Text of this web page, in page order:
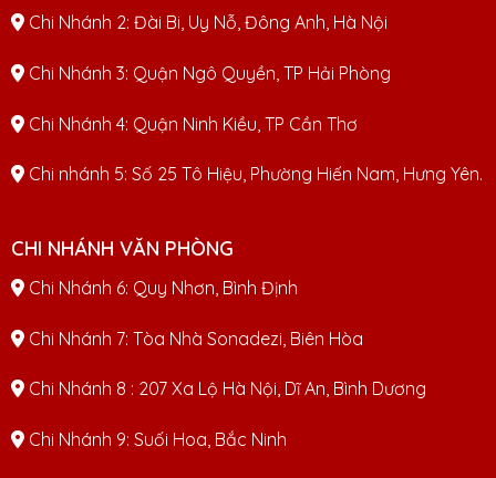
Chi Nhánh 2: Đài Bi, Uy Nỗ, Đông Anh, Hà Nội
Chi Nhánh 3: Quận Ngô Quyền, TP Hải Phòng
Chi Nhánh 4: Quận Ninh Kiều, TP Cần Thơ
Chi nhánh 5: Số 25 Tô Hiệu, Phường Hiến Nam, Hưng Yên.
CHI NHÁNH VĂN PHÒNG
Chi Nhánh 6: Quy Nhơn, Bình Định
Chi Nhánh 7: Tòa Nhà Sonadezi, Biên Hòa
Chi Nhánh 8 : 207 Xa Lộ Hà Nội, Dĩ An, Bình Dương
Chi Nhánh 9: Suối Hoa, Bắc Ninh